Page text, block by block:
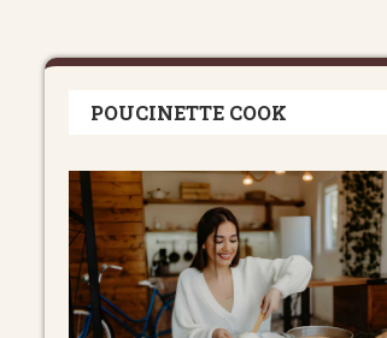
POUCINETTE COOK